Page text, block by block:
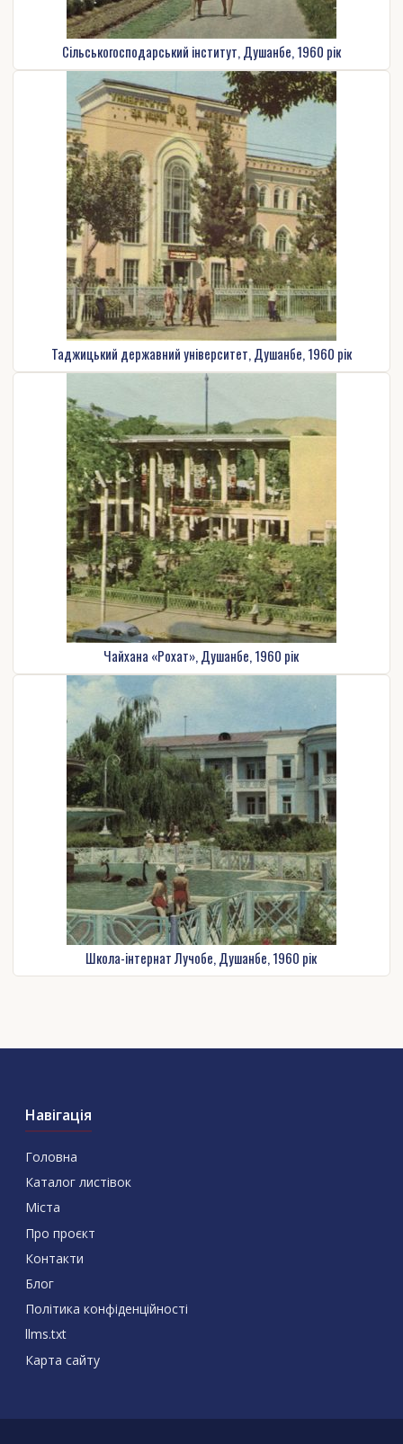
Сільськогосподарський інститут, Душанбе, 1960 рік
Таджицький державний університет, Душанбе, 1960 рік
Чайхана «Рохат», Душанбе, 1960 рік
Школа-інтернат Лучобе, Душанбе, 1960 рік
Навігація
Головна
Каталог листівок
Міста
Про проєкт
Контакти
Блог
Політика конфіденційності
llms.txt
Карта сайту